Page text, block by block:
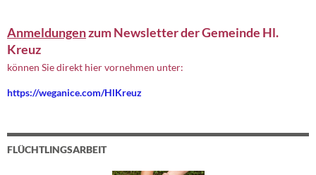
Anmeldungenzum Newsletter der Gemeinde Hl.
Kreuz
können Sie direkt hier vornehmen unter:
https://weganice.com/HlKreuz
FLÜCHTLINGSARBEIT